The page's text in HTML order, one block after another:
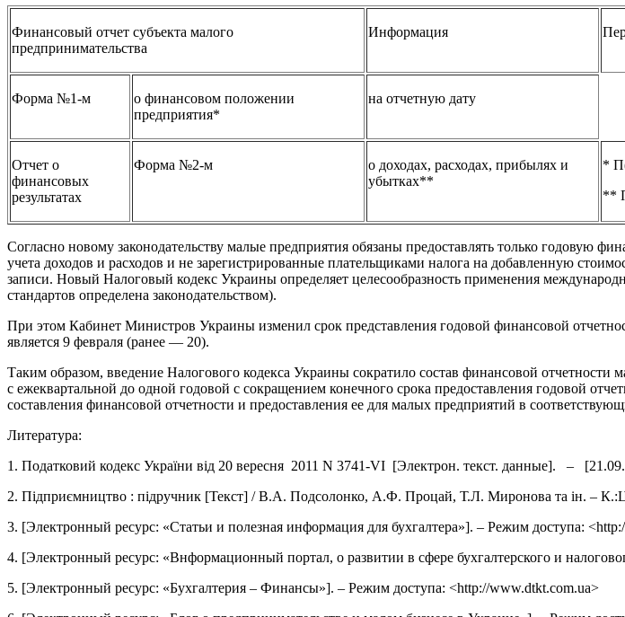
Финансовый отчет субъекта малого
предпринимательства
Информация
Форма №1-м
о финансовом положении
предприятия*
на отчетную дату
Отчет о
финансовых
результатах
Форма №2-м
о доходах, расходах, прибылях и
убытках**
*
**
Согласно новому законодательству малые предприятия обязаны предоставлять только годовую
учета доходов и расходов и не зарегистрированные плательщиками налога на добавленную
записи. Новый Налоговый кодекс Украины определяет целесообразность применения
стандартов определена законодательством).
При этом Кабинет Министров Украины изменил срок представления годовой финансовой
является 9 февраля (ранее — 20).
Таким образом, введение Налогового кодекса Украины сократило состав финансовой
с ежеквартальной до одной годовой с сокращением конечного срока предоставления годовой
составления финансовой отчетности и предоставления ее для малых предприятий в
Литература:
1. Податковий кодекс України від 20 вересня 2011 N 3741-VI [Электрон. текст. данные]. –
2. Підприємництво : підручник [Текст] / В.А. Подсолонко, А.Ф. Процай, Т.Л. Миронова та ін. –
3. [Электронный ресурс: «Статьи и полезная информация для бухгалтера»]. – Режим доступа:
4. [Электронный ресурс: «Bнформационный портал, о развитии в сфере бухгалтерского и
5. [Электронный ресурс: «Бухгалтерия – Финансы»]. – Режим доступа: <http://www.dtkt.com.ua>